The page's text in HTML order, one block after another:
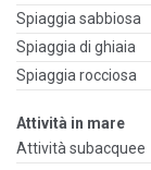
Spiaggia sabbiosa
Spiaggia di ghiaia
Spiaggia rocciosa
Attività in mare
Attività subacquee